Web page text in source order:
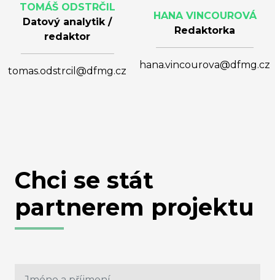
TOMÁŠ ODSTRČIL
Datový analytik /
redaktor
tomas.odstrcil@dfmg.cz
HANA VINCOUROVÁ
Redaktorka
hana.vincourova@dfmg.cz
Chci se stát
partnerem projektu